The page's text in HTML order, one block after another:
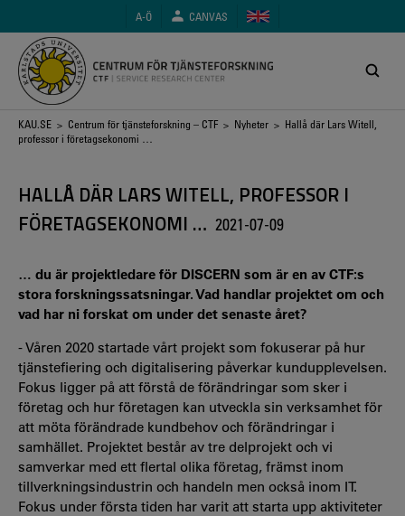
huvudinnehåll
A-Ö CANVAS
Länkstig
KAU.SE > Centrum för tjänsteforskning – CTF > Nyheter > Hallå där Lars Witell,
professor i företagsekonomi …
HALLÅ DÄR LARS WITELL, PROFESSOR I
FÖRETAGSEKONOMI … 2021-07-09
… du är projektledare för DISCERN som är en av CTF:s
stora forskningssatsningar. Vad handlar projektet om och
vad har ni forskat om under det senaste året?
- Våren 2020 startade vårt projekt som fokuserar på hur
tjänstefiering och digitalisering påverkar kundupplevelsen.
Fokus ligger på att förstå de förändringar som sker i
företag och hur företagen kan utveckla sin verksamhet för
att möta förändrade kundbehov och förändringar i
samhället. Projektet består av tre delprojekt och vi
samverkar med ett flertal olika företag, främst inom
tillverkningsindustrin och handeln men också inom IT.
Fokus under första tiden har varit att starta upp aktiviteter